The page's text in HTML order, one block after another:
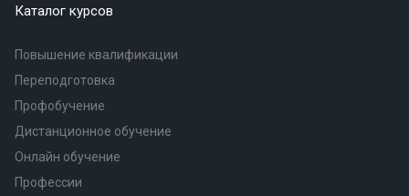
Каталог курсов
Повышение квалификации
Переподготовка
Профобучение
Дистанционное обучение
Онлайн обучение
Профессии